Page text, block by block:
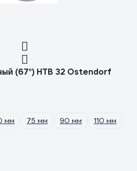
(67°) HTB 32 Ostendorf
мм 75 мм 90 мм
110 мм